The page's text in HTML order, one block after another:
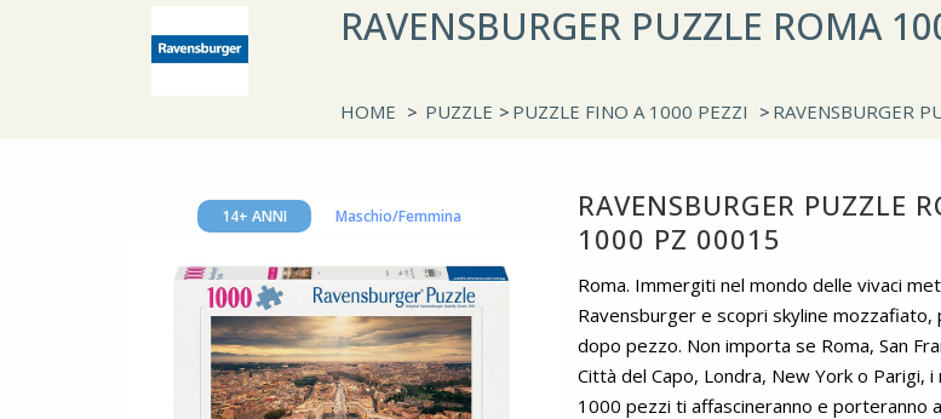
RAVENSBURGER PUZZLE ROMA
HOME > PUZZLE > PUZZLE FINO A 1000 PEZZI > RAVENSBURGER
14+ ANNI Maschio/Femmina
RAVENSBURGER PUZZLE
1000 PZ 00015
Roma. Immergiti nel mondo delle vivaci
Ravensburger e scopri skyline mozzafiato,
dopo pezzo. Non importa se Roma, San
Città del Capo, Londra, New York o Parigi, i
1000 pezzi ti affascineranno e porteranno